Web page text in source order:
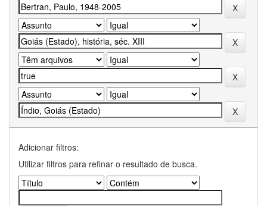
Adicionar filtros:
Utilizar filtros para refinar o resultado de busca.